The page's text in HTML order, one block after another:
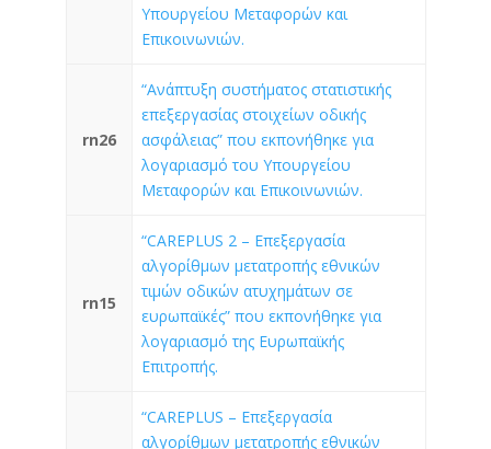
Υπουργείου Μεταφορών και
Επικοινωνιών.
rn26
“Ανάπτυξη συστήματος στατιστικής
επεξεργασίας στοιχείων οδικής
ασφάλειας” που εκπονήθηκε για
λογαριασμό του Υπουργείου
Μεταφορών και Επικοινωνιών.
rn15
“CAREPLUS 2 – Επεξεργασία
αλγορίθμων μετατροπής εθνικών
τιμών οδικών ατυχημάτων σε
ευρωπαϊκές” που εκπονήθηκε για
λογαριασμό της Ευρωπαϊκής
Επιτροπής.
“CAREPLUS – Επεξεργασία
αλγορίθμων μετατροπής εθνικών